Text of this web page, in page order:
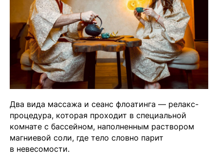
Два вида массажа и сеанс флоатинга — релакс-
процедура, которая проходит в специальной
комнате с бассейном, наполненным раствором
магниевой соли, где тело словно парит
в невесомости.
Написать редакции
Рекламодателям
ООО «Вам понравится»
Чойс. Новости Екатеринбурга, люди, места,
события
Телеграм